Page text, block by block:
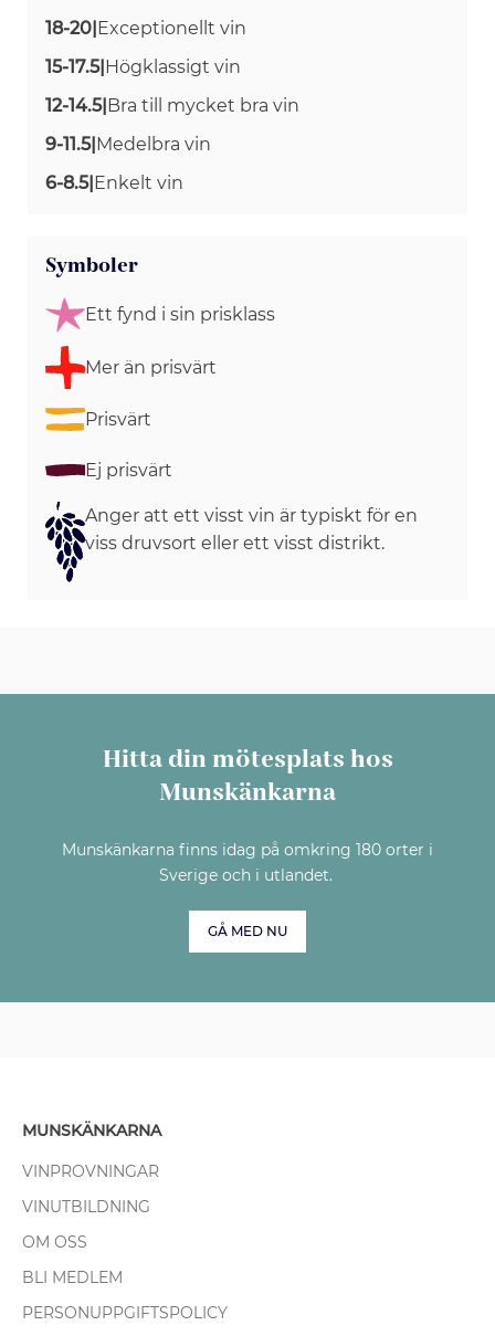
18-20|Exceptionellt vin
15-17.5|Högklassigt vin
12-14.5|Bra till mycket bra vin
9-11.5|Medelbra vin
6-8.5|Enkelt vin
Symboler
Ett fynd i sin prisklass
Mer än prisvärt
Prisvärt
Ej prisvärt
Anger att ett visst vin är typiskt för en
viss druvsort eller ett visst distrikt.
Hitta din mötesplats hos
Munskänkarna
Munskänkarna finns idag på omkring 180 orter i
Sverige och i utlandet.
GÅ MED NU
MUNSKÄNKARNA
VINPROVNINGAR
VINUTBILDNING
OM OSS
BLI MEDLEM
PERSONUPPGIFTSPOLICY